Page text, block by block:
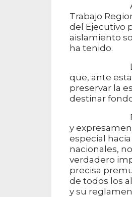
A los 21
Trabajo
del Ejecutivo
aislamiento
ha tenido.
Desde
que, ante
preservar la
destinar
y
especial
nacionales,
verdadero
precisa
de todos los
y su